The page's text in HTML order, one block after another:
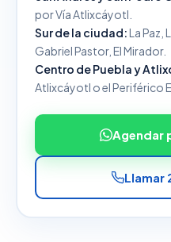
por Vía Atlixcáyotl.
Sur de la ciudad:La Paz,
Gabriel Pastor, El Mirador.
Centro de Puebla y
Atlixcáyotl o el Periférico
Agendar
Llamar